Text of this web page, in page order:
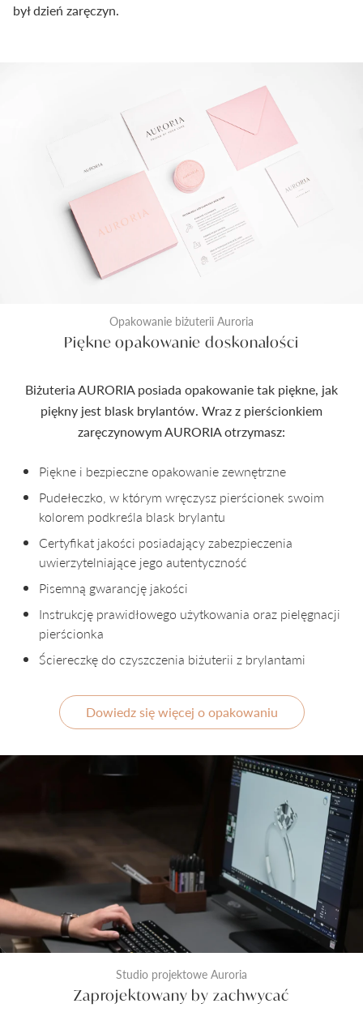
był dzień zaręczyn.
Opakowanie biżuterii Auroria
Piękne opakowanie doskonałości
Biżuteria AURORIA posiada opakowanie tak piękne, jak
piękny jest blask brylantów. Wraz z pierścionkiem
zaręczynowym AURORIA otrzymasz:
Piękne i bezpieczne opakowanie zewnętrzne
Pudełeczko, w którym wręczysz pierścionek swoim
kolorem podkreśla blask brylantu
Certyfikat jakości posiadający zabezpieczenia
uwierzytelniające jego autentyczność
Pisemną gwarancję jakości
Instrukcję prawidłowego użytkowania oraz pielęgnacji
pierścionka
Ściereczkę do czyszczenia biżuterii z brylantami
Dowiedz się więcej o opakowaniu
Studio projektowe Auroria
Zaprojektowany by zachwycać